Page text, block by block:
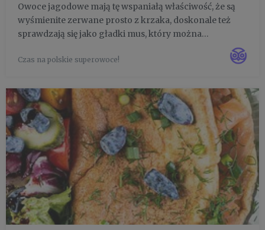
Owoce jagodowe mają tę wspaniałą właściwość, że są
wyśmienite zerwane prosto z krzaka, doskonale też
sprawdzają się jako gładki mus, który można
zapasteryzować w słoikach, a jeszcze inne właściwości
uzyskamy mnożąc owoce. Dzięki temu przez cały rok
Czas na polskie superowoce!